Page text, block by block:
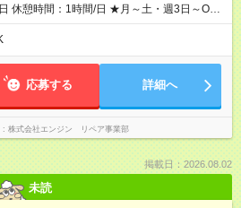
形態：本採用時と同じです。 給与：日
給10，000円～ となります。
休憩時間：1時間/日 ★月～土・週3日～OK
大歓迎！※日時相談OK ★時期により連休取
望シフト提出で働きやすい！／ 毎月20日ま
応募する 詳細へ
株式会社エンジン リペア事業部
掲載日：2026.08.02
未読